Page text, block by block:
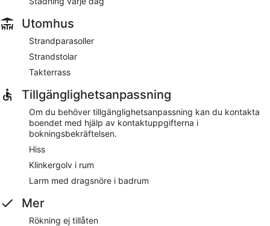
Utomhus
Strandparasoller
Strandstolar
Takterrass
Tillgänglighetsanpassning
Om du behöver tillgänglighetsanpassning kan du kontakta
boendet med hjälp av kontaktuppgifterna i
bokningsbekräftelsen.
Hiss
Klinkergolv i rum
Larm med dragsnöre i badrum
Mer
Rökning ej tillåten